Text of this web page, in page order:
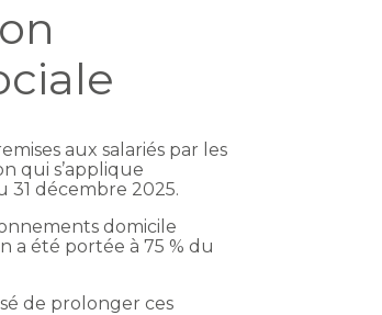
aux salariés par les
qui s’applique
31 décembre 2025.
domicile
a été portée à 75 % du
de prolonger ces